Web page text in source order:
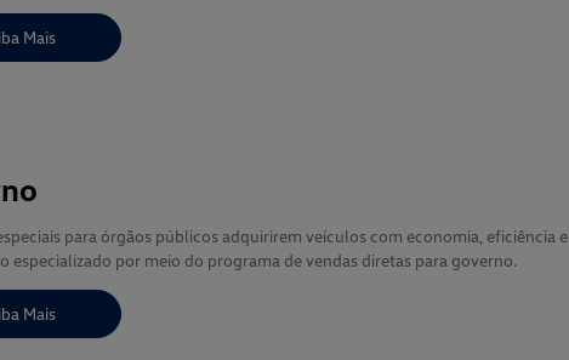
Mais
para órgãos públicos adquirirem veículos com economia, eficiência e
especializado por meio do programa de vendas diretas para governo.
Mais